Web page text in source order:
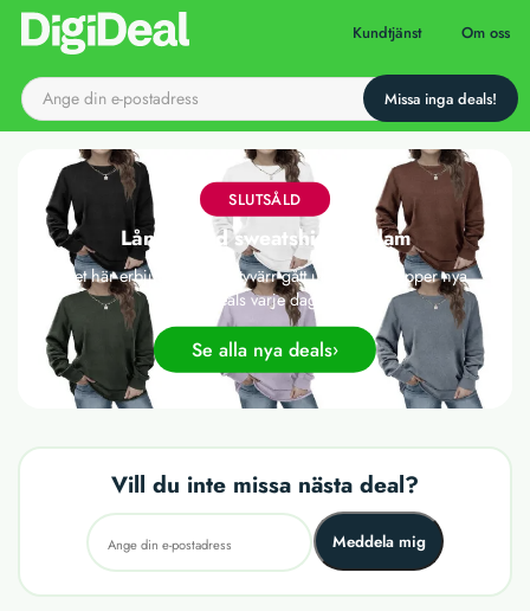
Till startsidan Kundtjänst Om oss
SLUTSÅLD
Långärmad sweatshirt för dam
Det här erbjudandet har tyvärr gått ut, men vi släpper nya
deals varje dag!
Se alla nya deals
Vill du inte missa nästa deal?
Meddela mig